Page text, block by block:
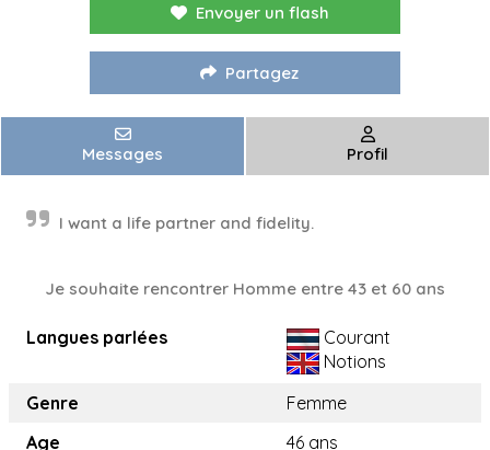
Envoyer un flash
Partagez
Messages Profil
I want a life partner and fidelity.
Je souhaite rencontrer Homme entre 43 et 60 ans
Langues parlées
Courant
Notions
Genre
Femme
Age
46 ans